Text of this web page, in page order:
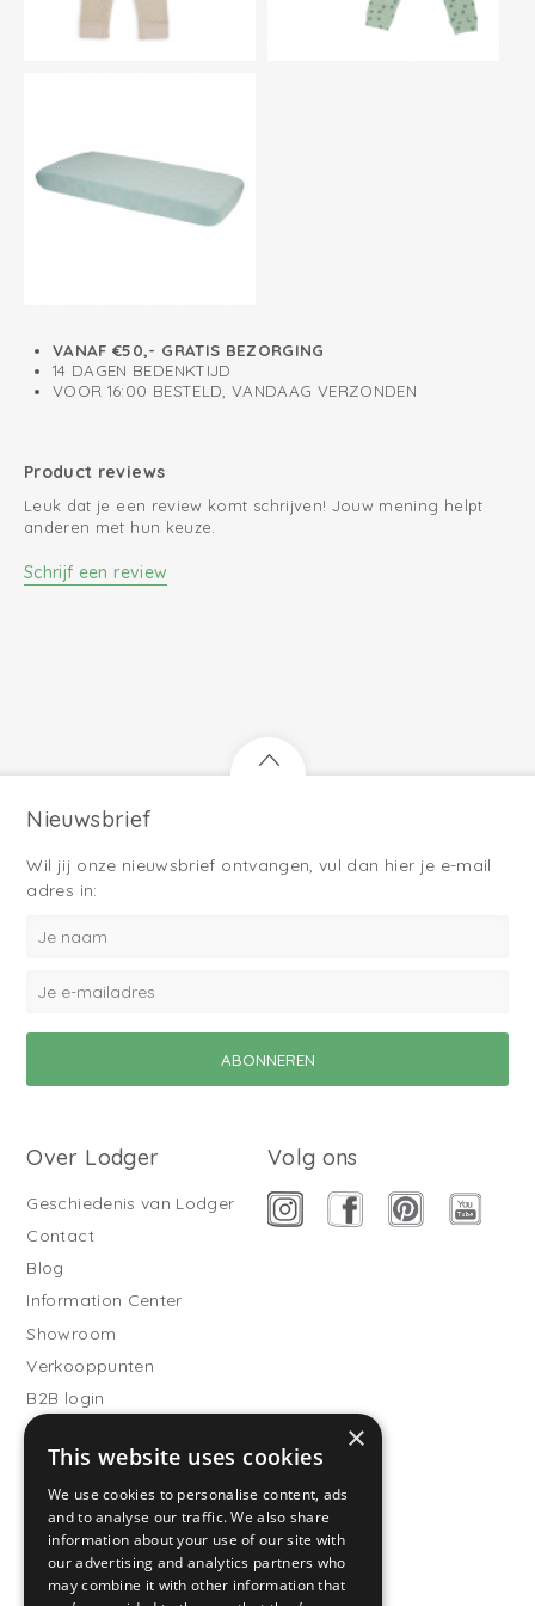
Gemakkelijk aan- en uittrekken
VANAF €50,- GRATIS BEZORGING
14 DAGEN BEDENKTIJD
VOOR 16:00 BESTELD, VANDAAG VERZONDEN
Product reviews
Leuk dat je een review komt schrijven! Jouw mening helpt
anderen met hun keuze.
Schrijf een review
Nieuwsbrief
Wil jij onze nieuwsbrief ontvangen, vul dan hier je e-mail
adres in:
Over Lodger
Geschiedenis van Lodger
Contact
Blog
Information Center
Showroom
Verkooppunten
B2B login
Buitenslaapzakken
Word verkooppartner
Klantenservice
Veelgestelde vragen
Verzenden & Bezorgen
Volg ons
×
This website uses cookies
We use cookies to personalise content, ads
and to analyse our traffic. We also share
information about your use of our site with
our advertising and analytics partners who
may combine it with other information that